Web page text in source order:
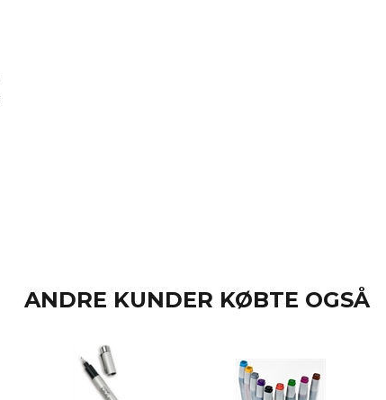
ANDRE KUNDER KØBTE OGSÅ